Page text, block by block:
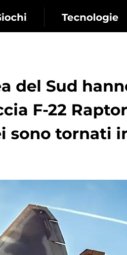
Tecnologie
del Sud
F-22
sono tornati